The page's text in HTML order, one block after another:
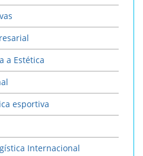
a Estética
esportiva
Internacional